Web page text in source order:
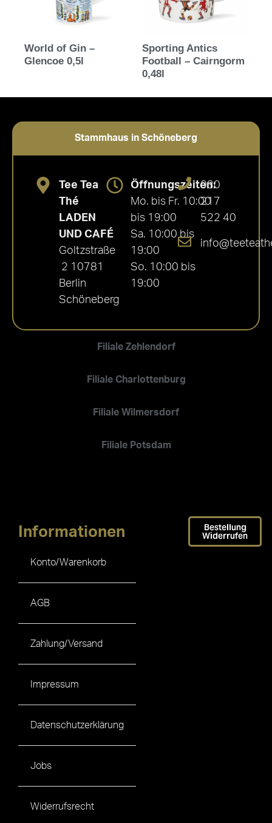
World of Gin –
Glencoe 0,5l
Sporting Antics
Football – Cairngorm
0,48l
Stammhaus in Schöneberg
Filiale Zehlendorf
Filiale Charlottenburg
Filiale Wilmersdorf
Filiale Potsdam
Tee Tea
Thé
LADEN
UND CAFÉ
Goltzstraße
2 10781
Berlin
Schöneberg
Öffnungszeiten:
Mo. bis Fr. 10:00
bis 19:00
Sa. 10:00 bis
19:00
So. 10:00 bis
19:00
030
217
522 40
Informationen
Konto/Warenkorb
AGB
Zahlung/Versand
Impressum
Datenschutzerklärung
Jobs
Widerrufsrecht
Bestellung
Widerrufen